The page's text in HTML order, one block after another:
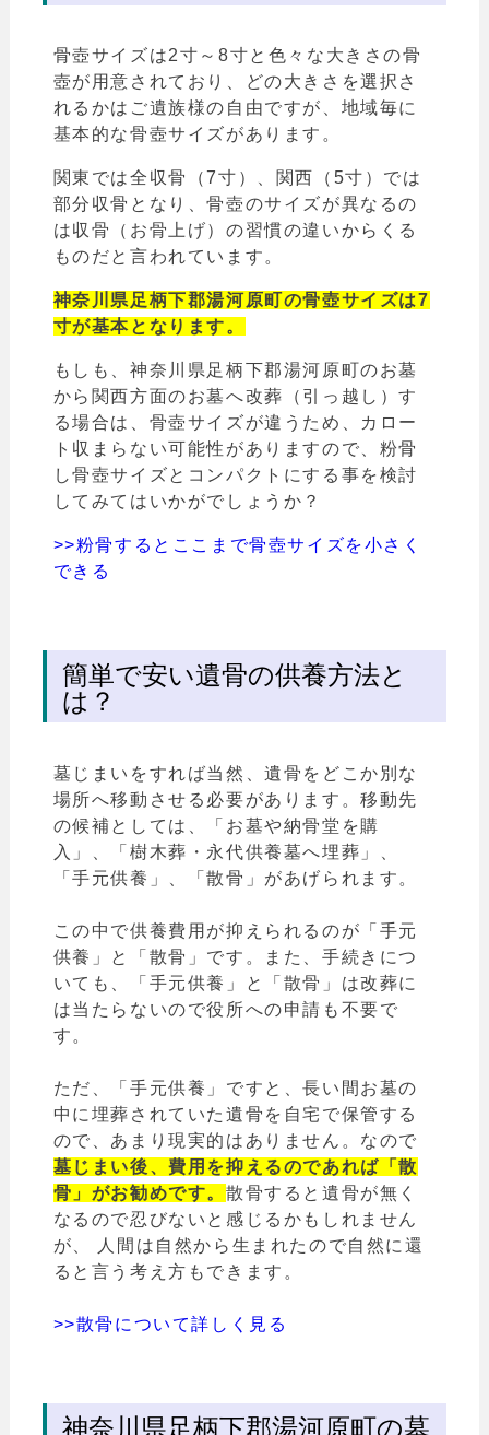
骨壺サイズは2寸～8寸と色々な大きさの骨
壺が用意されており、どの大きさを選択さ
れるかはご遺族様の自由ですが、地域毎に
基本的な骨壺サイズがあります。
関東では全収骨（7寸）、関西（5寸）では
部分収骨となり、骨壺のサイズが異なるの
は収骨（お骨上げ）の習慣の違いからくる
ものだと言われています。
神奈川県足柄下郡湯河原町の骨壺サイズは7
寸が基本となります。
もしも、神奈川県足柄下郡湯河原町のお墓
から関西方面のお墓へ改葬（引っ越し）す
る場合は、骨壺サイズが違うため、カロー
ト収まらない可能性がありますので、粉骨
し骨壺サイズとコンパクトにする事を検討
してみてはいかがでしょうか？
>>粉骨するとここまで骨壺サイズを小さく
できる
簡単で安い遺骨の供養方法と
は？
墓じまいをすれば当然、遺骨をどこか別な
場所へ移動させる必要があります。移動先
の候補としては、「お墓や納骨堂を購
入」、「樹木葬・永代供養墓へ埋葬」、
「手元供養」、「散骨」があげられます。
この中で供養費用が抑えられるのが「手元
供養」と「散骨」です。また、手続きにつ
いても、「手元供養」と「散骨」は改葬に
は当たらないので役所への申請も不要で
す。
ただ、「手元供養」ですと、長い間お墓の
中に埋葬されていた遺骨を自宅で保管する
ので、あまり現実的はありません。なので
墓じまい後、費用を抑えるのであれば「散
骨」がお勧めです。 散骨すると遺骨が無く
なるので忍びないと感じるかもしれません
が、 人間は自然から生まれたので自然に還
ると言う考え方もできます。
>>散骨について詳しく見る
神奈川県足柄下郡湯河原町の墓